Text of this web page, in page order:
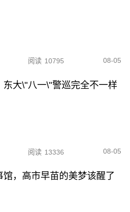
阅读 10795 08-05
大\"八一\"警巡完全不一样
阅读 13336 08-05
，高市早苗的美梦该醒了